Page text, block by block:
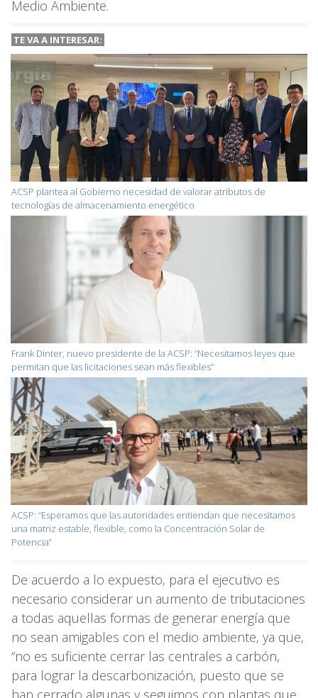
Medio Ambiente.
TE VA A INTERESAR:
ACSP plantea al Gobierno necesidad de valorar atributos de
tecnologías de almacenamiento energético
Frank Dinter, nuevo presidente de la ACSP: “Necesitamos leyes que
permitan que las licitaciones sean más flexibles”
ACSP: “Esperamos que las autoridades entiendan que necesitamos
una matriz estable, flexible, como la Concentración Solar de
Potencia”
De acuerdo a lo expuesto, para el ejecutivo es
necesario considerar un aumento de tributaciones
a todas aquellas formas de generar energía que
no sean amigables con el medio ambiente, ya que,
“no es suficiente cerrar las centrales a carbón,
para lograr la descarbonización, puesto que se
han cerrado algunas y seguimos con plantas que